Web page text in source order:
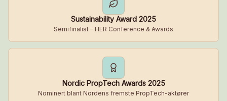
Sustainability Award 2025
Semifinalist – HER Conference & Awards
Nordic PropTech Awards 2025
Nominert blant Nordens fremste PropTech-aktører